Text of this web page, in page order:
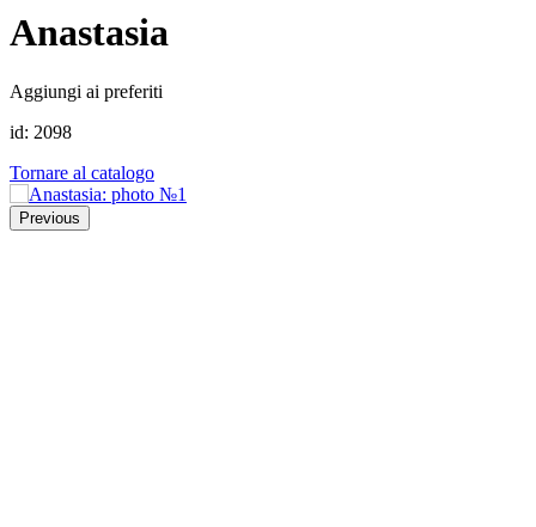
Anastasia
Aggiungi ai preferiti
id: 2098
Tornare al catalogo
Previous